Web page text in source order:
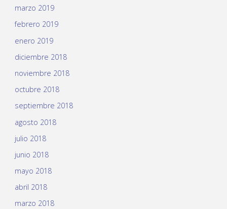
marzo 2019
febrero 2019
enero 2019
diciembre 2018
noviembre 2018
octubre 2018
septiembre 2018
agosto 2018
julio 2018
junio 2018
mayo 2018
abril 2018
marzo 2018